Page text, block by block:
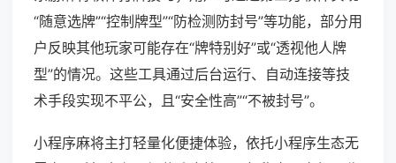
“随意选牌”“控制牌型”“防检测防封号”等功能，部分用
户反映其他玩家可能存在“牌特别好”或“透视他人牌
型”的情况。这些工具通过后台运行、自动连接等技
术手段实现不平公，且“安全性高”“不被封号”。
小程序麻将主打轻量化便捷体验，依托小程序生态无